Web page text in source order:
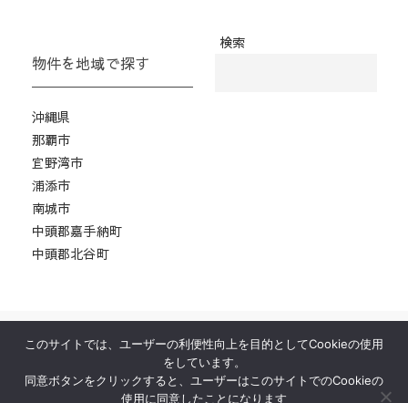
物件を地域で探す
沖縄県
那覇市
宜野湾市
浦添市
南城市
中頭郡嘉手納町
中頭郡北谷町
検索
ホーム 物件紹介
居抜き物件とは？
お問い合わせ
このサイトでは、ユーザーの利便性向上を目的としてCookieの使用
をしています。
同意ボタンをクリックすると、ユーザーはこのサイトでのCookieの
使用に同意したことになります